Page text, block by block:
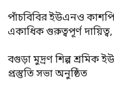
পাঁচবিবির ইউএনও
একাধিক গুরুত্বপূর্ণ
বগুড়া মুদ্রণ শিল্প শ্রমিক
প্রস্তুতি সভা অনুষ্ঠিত